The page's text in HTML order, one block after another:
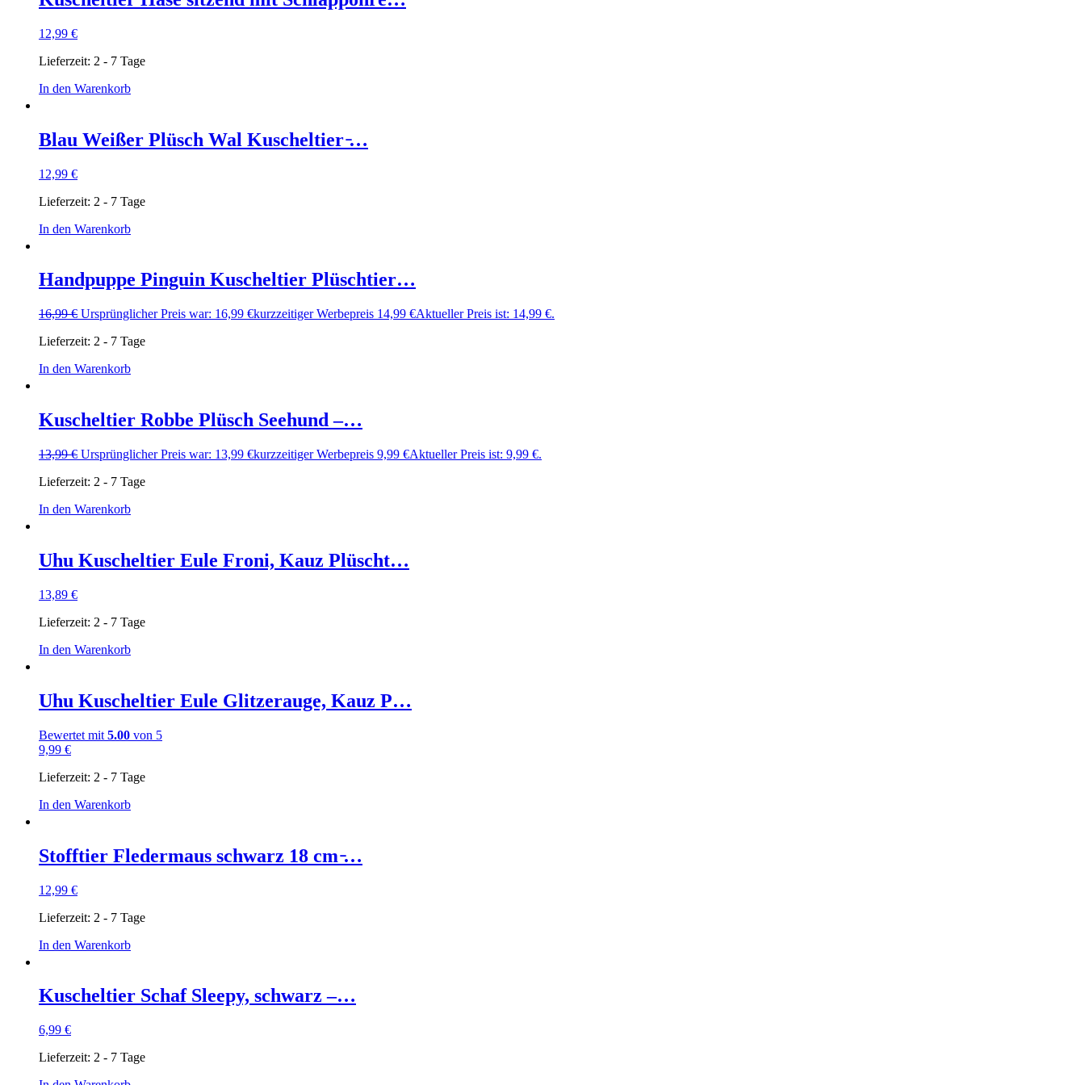
12,99 €
Lieferzeit: 2 - 7 Tage
In den Warenkorb
Blau Weißer Plüsch Wal Kuscheltier ̵…
12,99 €
Lieferzeit: 2 - 7 Tage
In den Warenkorb
Handpuppe Pinguin Kuscheltier Plüschtier…
16,99€ Ursprünglicher Preis war: 16,99 €kurzzeitiger Werbepreis 14,99 €Aktueller Preis ist: 14,99 €.
Lieferzeit: 2 - 7 Tage
In den Warenkorb
Kuscheltier Robbe Plüsch Seehund –…
13,99€ Ursprünglicher Preis war: 13,99 €kurzzeitiger Werbepreis 9,99 €Aktueller Preis ist: 9,99 €.
Lieferzeit: 2 - 7 Tage
In den Warenkorb
Uhu Kuscheltier Eule Froni, Kauz Plüscht…
13,89 €
Lieferzeit: 2 - 7 Tage
In den Warenkorb
Uhu Kuscheltier Eule Glitzerauge, Kauz P…
Bewertet mit 5.00 von 5
9,99 €
Lieferzeit: 2 - 7 Tage
In den Warenkorb
Stofftier Fledermaus schwarz 18 cm ̵…
12,99 €
Lieferzeit: 2 - 7 Tage
In den Warenkorb
Kuscheltier Schaf Sleepy, schwarz –…
6,99 €
Lieferzeit: 2 - 7 Tage